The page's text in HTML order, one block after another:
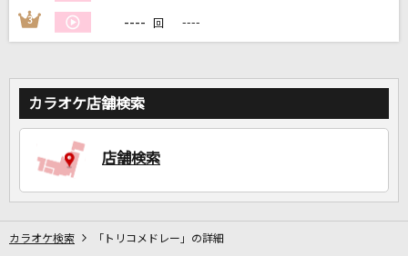
もっと見る
DAMの新曲・ランキングなど
3 ---- 回 ----
カラオケ店舗検索
店舗検索
カラオケ検索 「トリコメドレー」の詳細